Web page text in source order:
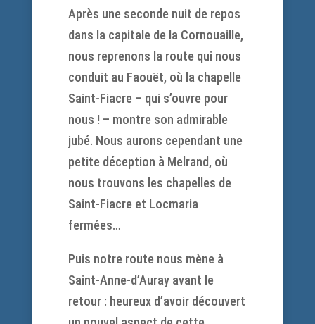
Après une seconde nuit de repos
dans la capitale de la Cornouaille,
nous reprenons la route qui nous
conduit au Faouët, où la chapelle
Saint-Fiacre – qui s’ouvre pour
nous ! – montre son admirable
jubé. Nous aurons cependant une
petite déception à Melrand, où
nous trouvons les chapelles de
Saint-Fiacre et Locmaria
fermées…
Puis notre route nous mène à
Saint-Anne-d’Auray avant le
retour : heureux d’avoir découvert